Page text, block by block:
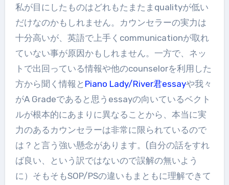
私が目にしたものはどれもたまたまqualityが低い
だけなのかもしれません。カウンセラーの実力は
十分高いが、英語で上手くcommunicationが取れ
ていない事が原因かもしれません。一方で、ネッ
トで出回っている情報や他のcounselorを利用した
方から聞く情報と Piano Lady/River君essayや我々
がA Gradeであると思うessayの向いているベクト
ルが根本的にあまりに異なることから、本当に実
力のあるカウンセラーは非常に限られているので
は？と言う強い懸念があります。(自分の話をすれ
ば良い、という訳ではないので誤解の無いよう
に）そもそもSOP/PSの違いもまともに理解できて